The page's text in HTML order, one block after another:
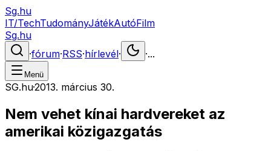
Sg.hu
IT/TechTudományJátékAutóFilm
Sg.hu
·fórum·RSS·hírlevél· ·...
Menü
SG.hu·2013. március 30.
Nem vehet kínai hardvereket az
amerikai közigazgatás